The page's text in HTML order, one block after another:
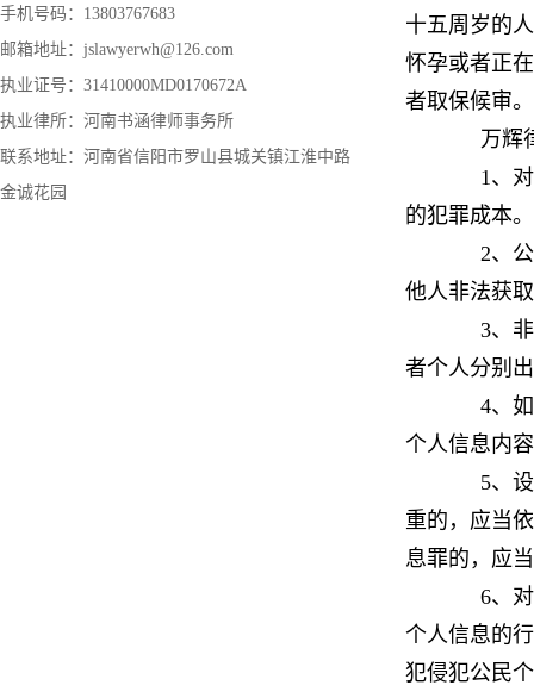
手机号码：13803767683
邮箱地址：jslawyerwh@126.com
执业证号：31410000MD0170672A
执业律所：河南书涵律师事务所
联系地址：河南省信阳市罗山县城关镇江淮中路
金诚花园
十五周岁的
怀孕或者正
者取保候审。
万辉律
1、对
的犯罪成本。
2、公
他人非法获
3、非
者个人分别
4、如
个人信息内
5、设
重的，应当
息罪的，应
6、对
个人信息的
犯侵犯公民